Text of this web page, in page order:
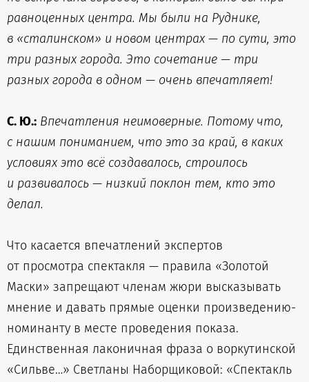
равноценных центра. Мы были на Руднике,
в «сталинском» и новом центрах — по сути, это
три разных города. Это сочетание — три
разных города в одном — очень впечатляет!
С. Ю.: Впечатления неимоверные. Потому что,
с нашим пониманием, что это за край, в каких
условиях это всё создавалось, строилось
и развивалось — низкий поклон тем, кто это
делал.
Что касается впечатлений экспертов
от просмотра спектакля — правила «Золотой
Маски» запрещают членам жюри высказывать
мнение и давать прямые оценки произведению-
номинанту в месте проведения показа.
Единственная лаконичная фраза о воркутинской
«Сильве…» Светланы Наборщиковой: «Спектакль